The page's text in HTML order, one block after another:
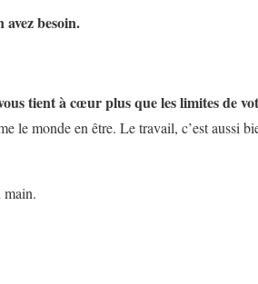
avez besoin.
tient à cœur plus que les limites de
le monde en être. Le travail, c’est aussi
main.